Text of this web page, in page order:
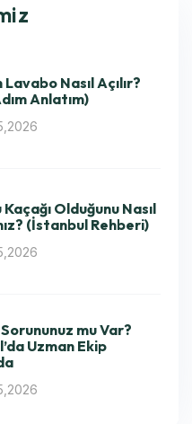
Lavabo Nasıl Açılır?
Anlatım)
Kaçağı Olduğunu Nasıl
(İstanbul Rehberi)
mu Var?
Uzman Ekip